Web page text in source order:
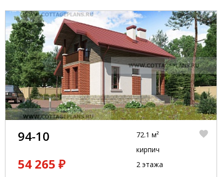
94-10
54 265 ₽
72.1 м²
кирпич
2 этажа